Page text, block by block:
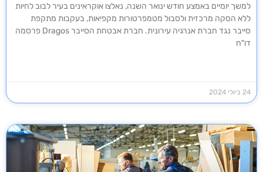
למשך יומיים באמצע חודש ינואר השנה, נאלצו אוקראינים בעיר לבוב לחיות
ללא הסקה מרכזית ולסבול מטמפרטורות מקפיאות, בעקבות מתקפת
סייבר נגד חברת אנרגיה עירונית. חברת אבטחת הסייבר Dragos פרסמה
דו"ח
24 ביולי 2024